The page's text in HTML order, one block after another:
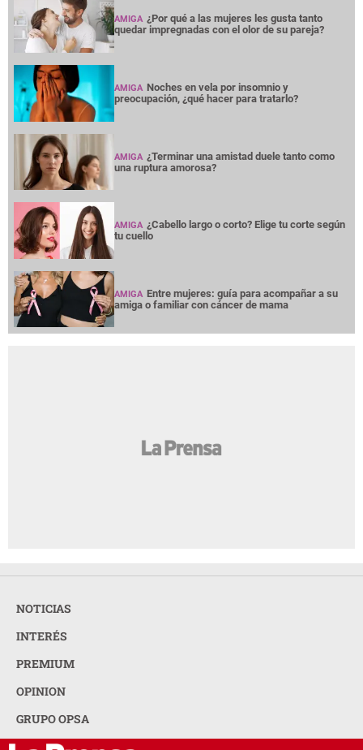
AMIGA ¿Por qué a las mujeres les gusta tanto
quedar impregnadas con el olor de su pareja?
AMIGA Noches en vela por insomnio y
preocupación, ¿qué hacer para tratarlo?
AMIGA ¿Terminar una amistad duele tanto como
una ruptura amorosa?
AMIGA ¿Cabello largo o corto? Elige tu corte según
tu cuello
AMIGA Entre mujeres: guía para acompañar a su
amiga o familiar con cáncer de mama
NOTICIAS
INTERÉS
PREMIUM
OPINION
GRUPO OPSA